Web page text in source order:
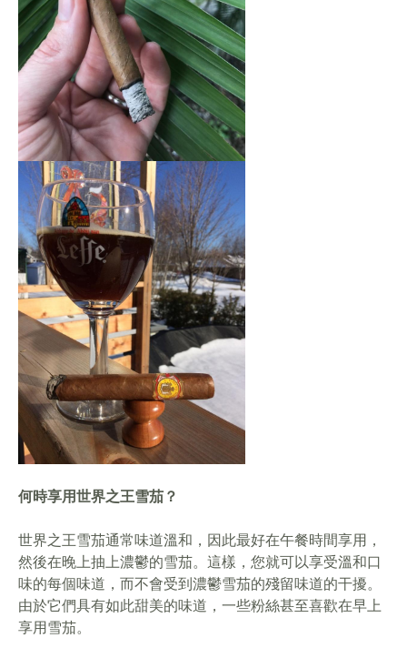
何時享用世界之王雪茄？
世界之王雪茄通常味道溫和，因此最好在午餐時間享用，
然後在晚上抽上濃鬱的雪茄。這樣，您就可以享受溫和口
味的每個味道，而不會受到濃鬱雪茄的殘留味道的干擾。
由於它們具有如此甜美的味道，一些粉絲甚至喜歡在早上
享用雪茄。